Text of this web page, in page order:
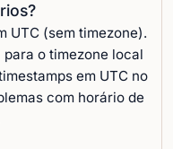
UTC (sem timezone).
o timezone local
em UTC no
com horário de